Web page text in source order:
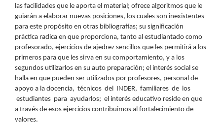
las facilidades que le aporta el material; ofrece algoritmos que le
guiarán a elaborar nuevas posiciones, los cuales son inexistentes
para este propósito en otras bibliografías; su significación
práctica radica en que proporciona, tanto al estudiantado como
profesorado, ejercicios de ajedrez sencillos que les permitirá a los
primeros para que les sirva en su comportamiento, y a los
segundos utilizarlos en su auto preparación; el interés social se
halla en que pueden ser utilizados por profesores, personal de
apoyo a la docencia, técnicos del INDER, familiares de los
estudiantes para ayudarlos; el interés educativo reside en que
a través de esos ejercicios contribuimos al fortalecimiento de
valores.